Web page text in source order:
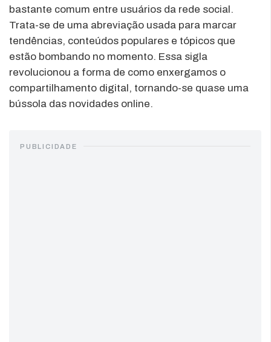
bastante comum entre usuários da rede social.
Trata-se de uma abreviação usada para marcar
tendências, conteúdos populares e tópicos que
estão bombando no momento. Essa sigla
revolucionou a forma de como enxergamos o
compartilhamento digital, tornando-se quase uma
bússola das novidades online.
PUBLICIDADE